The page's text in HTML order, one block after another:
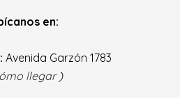
en:
Avenida Garzón 1783
llegar)